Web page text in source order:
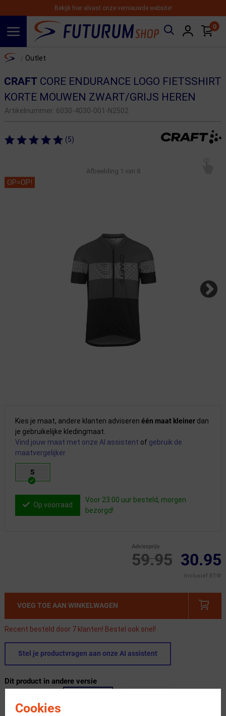
Cookies
Bekijk hier alvast onze vernieuwde website!
0
Home Outlet
CRAFTCORE ENDURANCE LOGO FIETSSHIRT
KORTE MOUWEN ZWART/GRIJS HEREN
Artikelnummer: 6030-4030-001-N2502
(5)
Afbeelding 1 van 8
OP=OP!
Kies je maat, andere klanten adviseren één maat kleinerdan
je gebruikelijke kledingmaat.
Vind jouw maat met onze AI assistent of gebruik de
maatvergelijker
S
Op voorraad
Voor 23:00 uur besteld, morgen
bezorgd!
59.95
Adviesprijs
30.95
Inclusief BTW
VOEG TOE AAN WINKELWAGEN
Recent besteld door 7 klanten! Bestel ook snel!
Stel je productvragen aan onze AI assistent
Dit product in andere versie